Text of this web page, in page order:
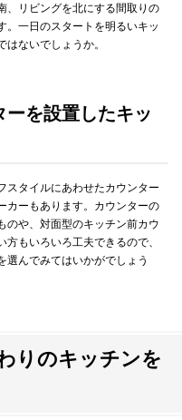
、リビングを北にする間取りの
。一日のスタートを明るいキッ
ないでしょうか。
を設置したキッ
スタイルにあわせたカウンター
カーもあります。カウンターの
のや、対面型のキッチン前カウ
もいろいろ工夫できるので、
選んでみてはいかがでしょう
りのキッチンを